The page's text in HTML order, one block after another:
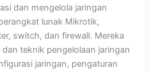
dan mengelola jaringan
lunak Mikrotik,
switch, dan firewall. Mereka
teknik pengelolaan jaringan
jaringan, pengaturan